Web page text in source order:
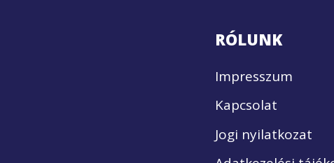
RÓLUNK
Impresszum
Kapcsolat
Jogi nyilatkozat